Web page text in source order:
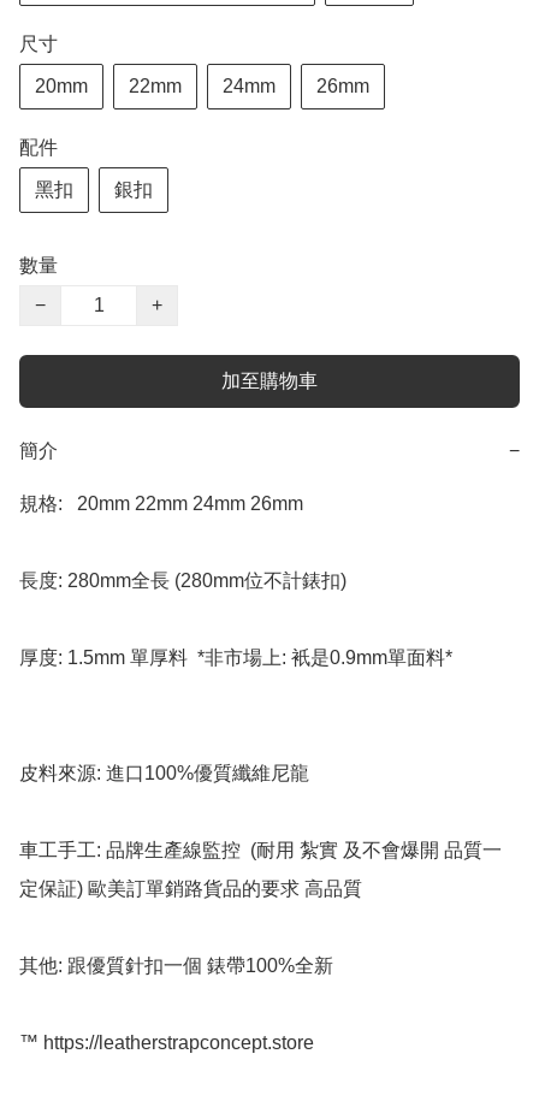
尺寸
20mm 22mm 24mm 26mm
配件
黑扣 銀扣
數量
−
+
加至購物車
簡介 −
規格:   20mm 22mm 24mm 26mm
長度: 280mm全長 (280mm位不計錶扣)
厚度: 1.5mm 單厚料  *非市場上: 衹是0.9mm單面料*
皮料來源: 進口100%優質纖維尼龍
車工手工: 品牌生產線監控  (耐用 紮實 及不會爆開 品質一
定保証) 歐美訂單銷路貨品的要求 高品質
其他: 跟優質針扣一個 錶帶100%全新
™️ https://leatherstrapconcept.store